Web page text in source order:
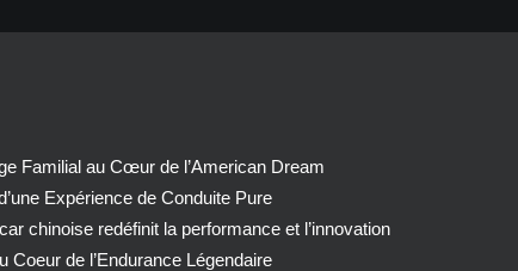
Familial au Cœur de l’American Dream
Expérience de Conduite Pure
chinoise redéfinit la performance et l’innovation
Coeur de l’Endurance Légendaire